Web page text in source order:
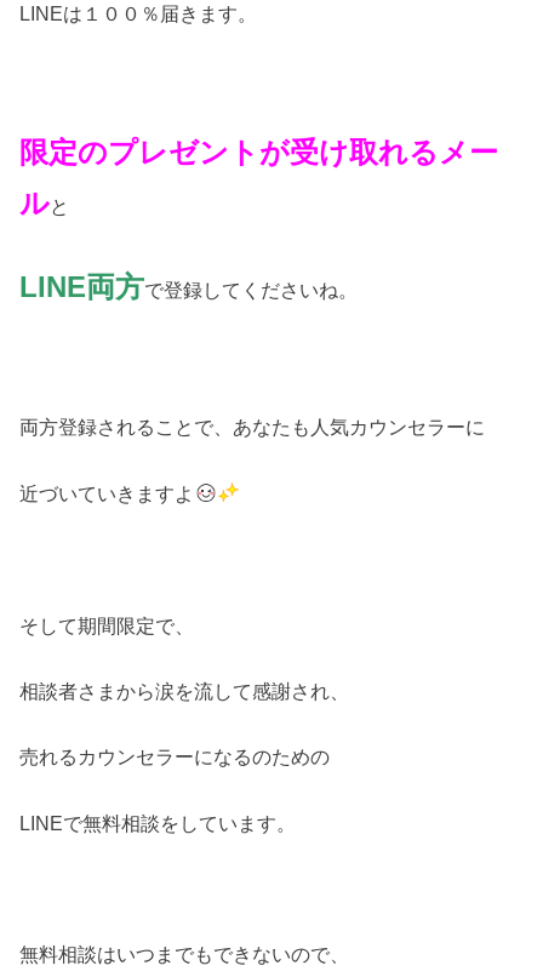
LINEは１００％届きます。
限定のプレゼントが受け取れるメー
ルと
LINE両方で登録してくださいね。
両方登録されることで、あなたも人気カウンセラーに
近づいていきますよ
そして期間限定で、
相談者さまから涙を流して感謝され、
売れるカウンセラーになるのための
LINEで無料相談をしています。
無料相談はいつまでもできないので、